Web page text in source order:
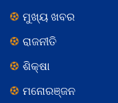
ମୁଖ୍ୟ ଖବର
ରାଜନୀତି
ଶିକ୍ଷା
ମନୋରଞ୍ଜନ